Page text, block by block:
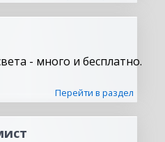
- много и бесплатно.
Перейти в раздел